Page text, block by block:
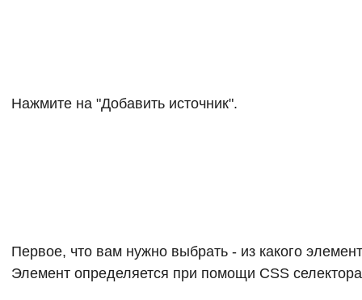
Нажмите на "Добавить источник".
Первое, что вам нужно выбрать - из какого
Элемент определяется при помощи CSS